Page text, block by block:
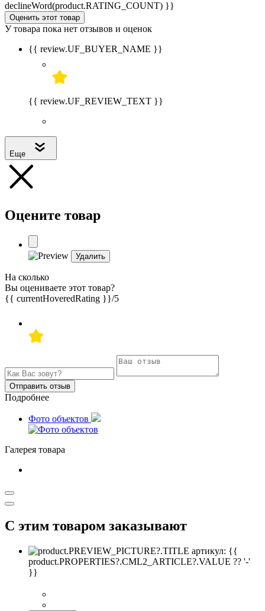
declineWord(product.RATING_COUNT) }}
Оценить этот товар
У товара пока нет отзывов и оценок
{{ review.UF_BUYER_NAME }}
{{ review.UF_REVIEW_TEXT }}
Еще
Оцените товар
Удалить
На сколько
Вы оцениваете этот товар?
{{ currentHoveredRating }}/5
Отправить отзыв
Подробнее
Фото объектов
Галерея товара
С этим товаром заказывают
артикул: {{
product.PROPERTIES?.CML2_ARTICLE?.VALUE ?? '-'
}}